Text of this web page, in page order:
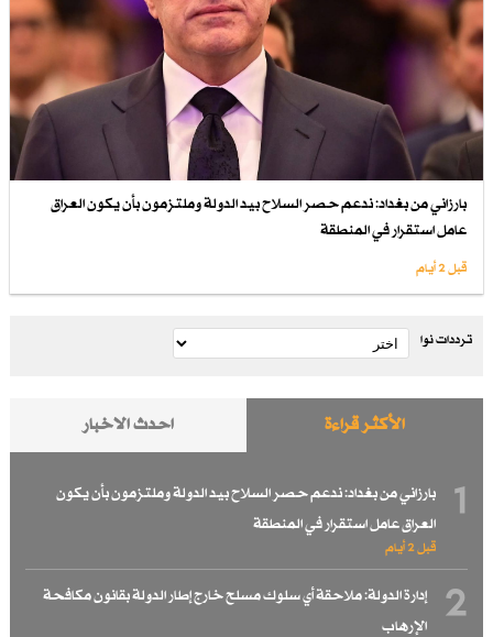
بارزاني من بغداد: ندعم حصر السلاح بيد الدولة وملتزمون بأن يكون العراق
عامل استقرار في المنطقة
قبل 2 أيام
ترددات نوا
الأكثر قراءة احدث الاخبار
1
بارزاني من بغداد: ندعم حصر السلاح بيد الدولة وملتزمون بأن يكون
العراق عامل استقرار في المنطقة
قبل 2 أيام
2
إدارة الدولة: ملاحقة أي سلوك مسلح خارج إطار الدولة بقانون مكافحة
الإرهاب